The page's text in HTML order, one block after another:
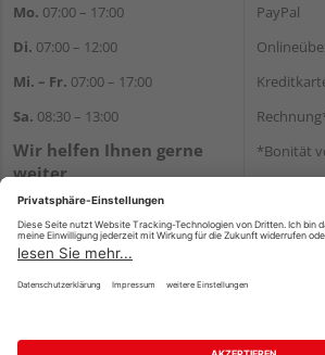
Mo. 07:00 – 17:00
Di. 07:00 – 12:00
Mi. – Fr. 07:00 – 17:00
Sa. 08:30 – 13:00
Wir helfen Ihnen gerne
weiter
Tel.:+49 711 168520
WhatsApp
PayPal
*Bonität
Versand
Impressum AGB Widerruf